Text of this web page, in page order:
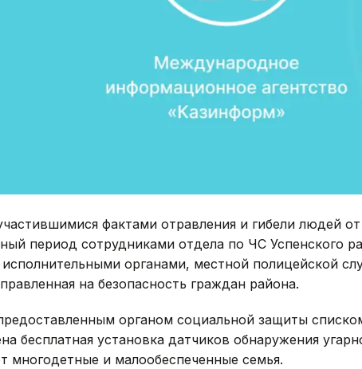
фактами отравления и гибели людей от
период сотрудниками отдела по ЧС Успенского
органами, местной полицейской
на безопасность граждан района.
органом социальной защиты
бесплатная установка датчиков обнаружения
многодетные и малообеспеченные семья.